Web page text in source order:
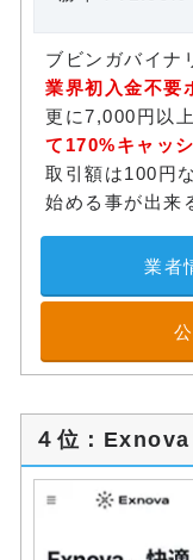
ブビンガバイナ
業界初入金不要
更に7,000円以
て170%キャッ
取引額は100円
始める事が出来
業者
４位：Exnova